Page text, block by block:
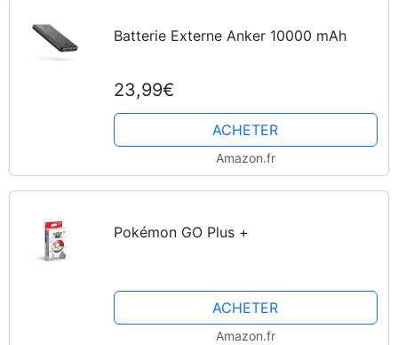
Batterie Externe Anker 10000 mAh
23,99€
ACHETER
Amazon.fr
Pokémon GO Plus +
ACHETER
Amazon.fr